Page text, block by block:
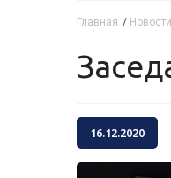
Главная / Новости
16.12.2020